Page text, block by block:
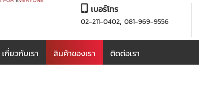
เบอร์โทร
02-211-0402, 081-969-9556
เกี่ยวกับเรา สินค้าของเรา ติดต่อเรา